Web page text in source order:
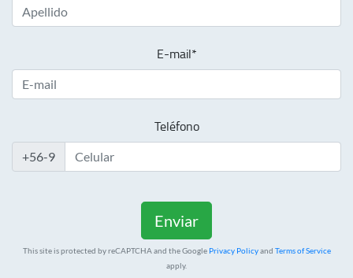
E-mail*
Teléfono
+56-9
This site is protected by reCAPTCHA and the Google Privacy Policyand Terms of Service
apply.